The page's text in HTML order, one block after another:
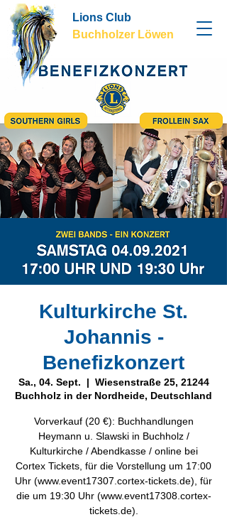
Lions Club
Buchholzer Löwen
Kulturkirche St.
Johannis -
Benefizkonzert
Sa., 04. Sept.
  |
Wiesenstraße 25, 21244
Buchholz in der Nordheide, Deutschland
Vorverkauf (20 €): Buchhandlungen
Heymann u. Slawski in Buchholz /
Kulturkirche / Abendkasse / online bei
Cortex Tickets, für die Vorstellung um 17:00
Uhr (www.event17307.cortex-tickets.de), für
die um 19:30 Uhr (www.event17308.cortex-
tickets.de).